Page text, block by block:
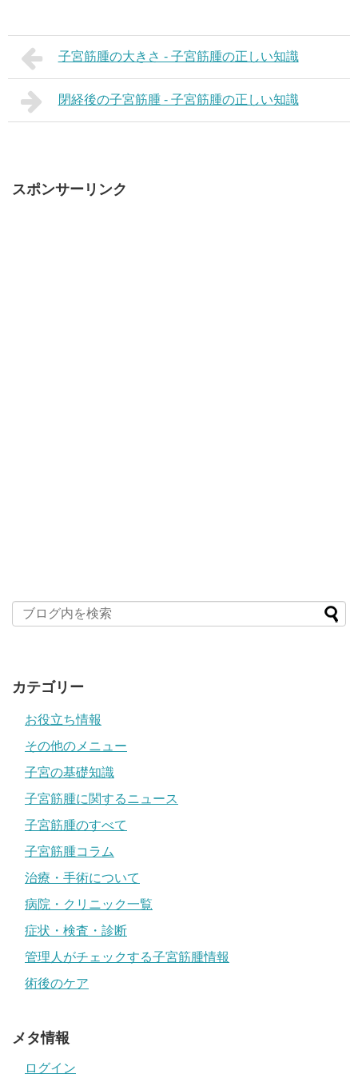
子宮筋腫の大きさ - 子宮筋腫の正しい知識
閉経後の子宮筋腫 - 子宮筋腫の正しい知識
スポンサーリンク
カテゴリー
お役立ち情報
その他のメニュー
子宮の基礎知識
子宮筋腫に関するニュース
子宮筋腫のすべて
子宮筋腫コラム
治療・手術について
病院・クリニック一覧
症状・検査・診断
管理人がチェックする子宮筋腫情報
術後のケア
メタ情報
ログイン